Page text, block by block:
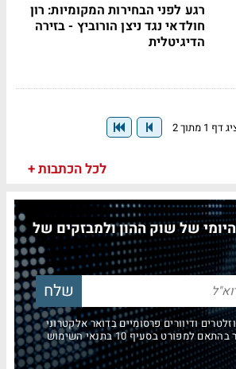
רגע לפני הבחירות המקומיות: רון
חולדאי נגד ניצן הורוביץ - בזירה
הדיגיטלית
1 מתוך 2
לכל הכתבות +
של שוק ההון ולמבזקים של
ודיוורים פרסומיים בדואר אלקטרוני
בסעיף 10 בתנאי השימוש